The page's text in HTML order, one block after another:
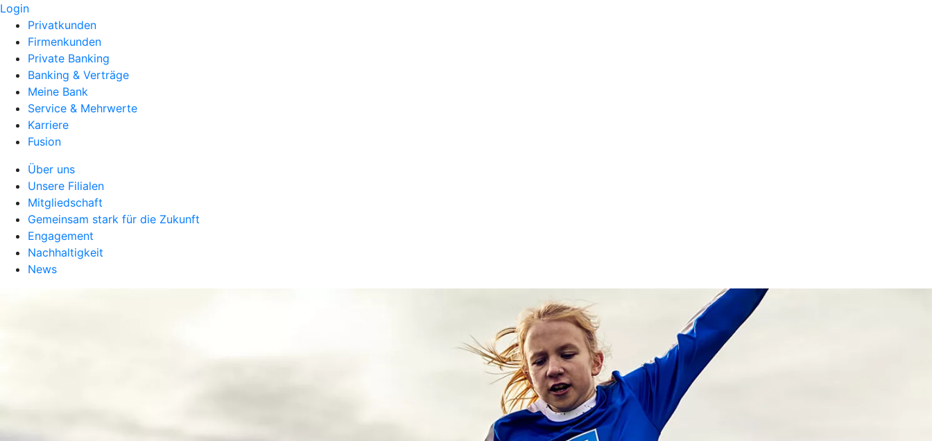
Login
Privatkunden
Firmenkunden
Private Banking
Banking & Verträge
Meine Bank
Service & Mehrwerte
Karriere
Fusion
Über uns
Unsere Filialen
Mitgliedschaft
Gemeinsam stark für die Zukunft
Engagement
Nachhaltigkeit
News